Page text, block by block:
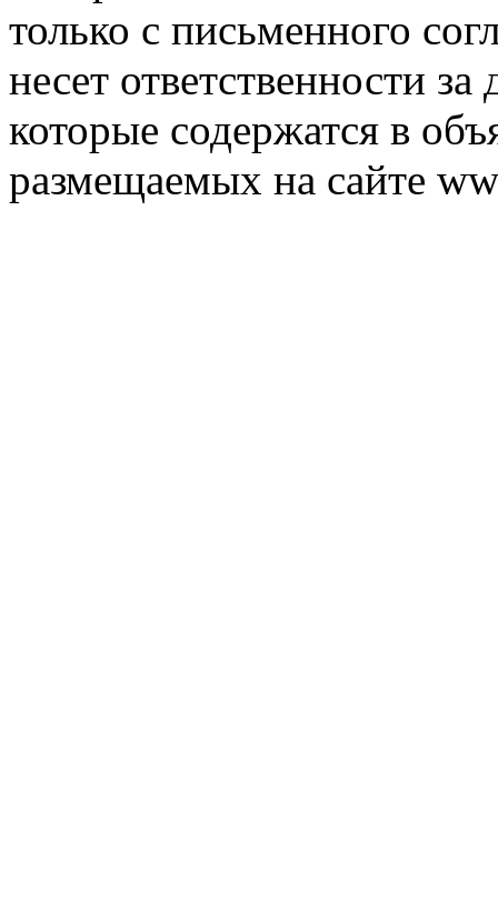
только с письменного
несет ответственности
которые содержатся в
размещаемых на сайте